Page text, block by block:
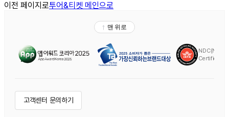
이전 페이지로투어&티켓 메인으로